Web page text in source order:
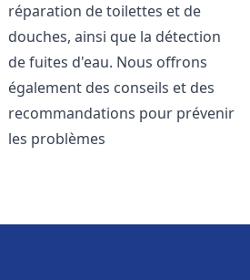
réparation de toilettes et de
douches, ainsi que la détection
de fuites d'eau. Nous offrons
également des conseils et des
recommandations pour prévenir
les problèmes